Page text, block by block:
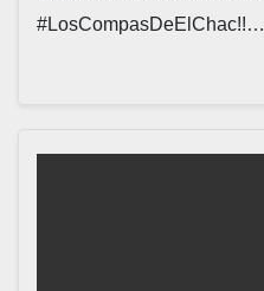
#LosCompasDeElChac!!…